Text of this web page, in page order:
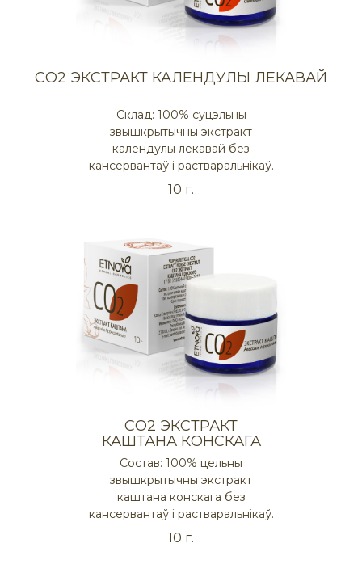
СO2 ЭКСТРАКТ КАЛЕНДУЛЫ ЛЕКАВАЙ
Склад: 100% суцэльны
звышкрытычны экстракт
календулы лекавай без
кансервантаў і растваральнікаў.
10 г.
СO2 ЭКСТРАКТ
КАШТАНА КОНСКАГА
Состав: 100% цельны
звышкрытычны экстракт
каштана конскага без
кансервантаў і растваральнікаў.
10 г.